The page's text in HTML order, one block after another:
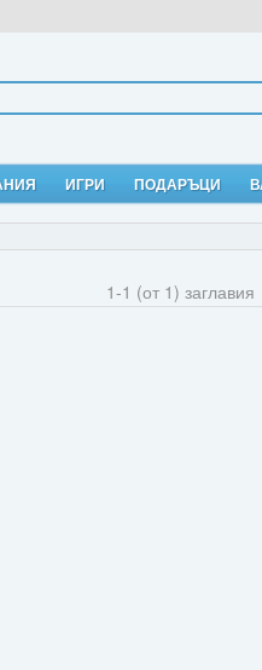
ИГРИ ПОДАРЪЦИ
1-1 (от 1) заглавия